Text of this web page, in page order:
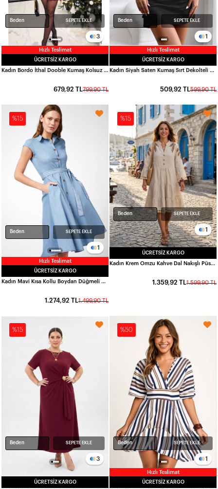
Hızlı Teslimat
3
Beden SEPETE EKLE
ÜCRETSIZ KARGO
Kadın Bordo İthal Dooble Kumaş Kolsuz Elbise HZL25W-FRY122651
799,90 TL
679,92 TL
Hızlı Teslimat
1
Beden SEPETE EKLE
ÜCRETSIZ KARGO
Kadın Siyah Saten Kumaş Sırt Dekolteli Mini Elbise HZL24S-FRY120541
599,90 TL
509,92 TL
%15
Hızlı Teslimat
1
Beden SEPETE EKLE
ÜCRETSIZ KARGO
Kadın Mavi Kısa Kollu Boydan Düğmeli Beli Kuşaklı Kot Gömlek Elbise HZL22S-BD121761
1.499,90 TL
1.274,92 TL
%15
1
Beden SEPETE EKLE
ÜCRETSIZ KARGO
Kadın Krem Omzu Kahve Dal Nakışlı Püskül Detaylı Keten Elbise HZL26-VL15121
1.599,90 TL
1.359,92 TL
%15
3
Beden SEPETE EKLE
ÜCRETSIZ KARGO
%50
Hızlı Teslimat
1
Beden SEPETE EKLE
ÜCRETSIZ KARGO